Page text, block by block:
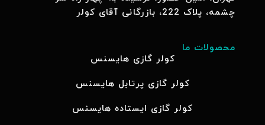
چشمه، پلاک 222، بازرگانی آقای کولر
محصولات ما
کولر گازی هایسنس
کولر گازی پرتابل هایسنس
کولر گازی ایستاده هایسنس